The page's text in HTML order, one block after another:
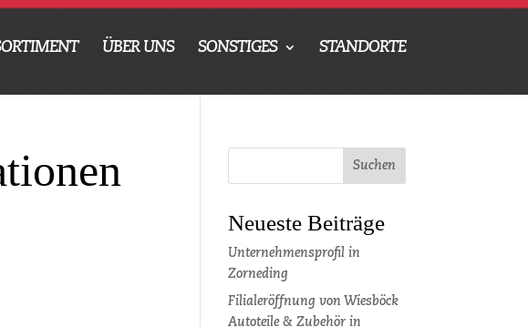
ÜBER UNS SONSTIGES STANDORTE
Neueste Beiträge
Unternehmensprofil in
Zorneding
Filialeröffnung von Wiesböck
Autoteile & Zubehör in